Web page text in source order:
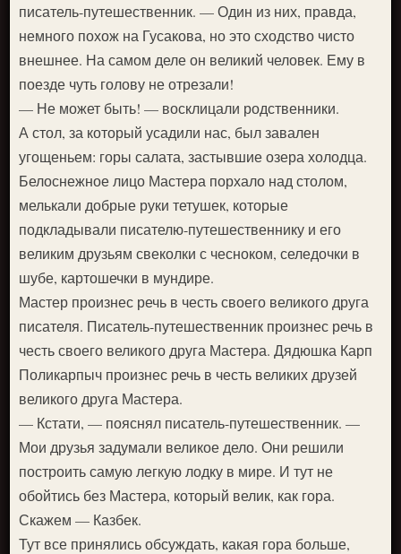
писатель-путешественник. — Один из них, правда,
немного похож на Гусакова, но это сходство чисто
внешнее. На самом деле он великий человек. Ему в
поезде чуть голову не отрезали!
— Не может быть! — восклицали родственники.
А стол, за который усадили нас, был завален
угощеньем: горы салата, застывшие озера холодца.
Белоснежное лицо Мастера порхало над столом,
мелькали добрые руки тетушек, которые
подкладывали писателю-путешественнику и его
великим друзьям свеколки с чесноком, селедочки в
шубе, картошечки в мундире.
Мастер произнес речь в честь своего великого друга
писателя. Писатель-путешественник произнес речь в
честь своего великого друга Мастера. Дядюшка Карп
Поликарпыч произнес речь в честь великих друзей
великого друга Мастера.
— Кстати, — пояснял писатель-путешественник. —
Мои друзья задумали великое дело. Они решили
построить самую легкую лодку в мире. И тут не
обойтись без Мастера, который велик, как гора.
Скажем — Казбек.
Тут все принялись обсуждать, какая гора больше,